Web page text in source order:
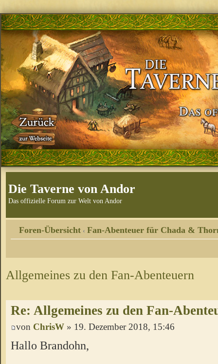
Die Taverne von Andor
Das offizielle Forum zur Welt von Andor
Foren-Übersicht ‹ Fan-Abenteuer für Chada &
Allgemeines zu den Fan-Abenteuern
Re: Allgemeines zu den Fan-
von ChrisW » 19. Dezember 2018, 15:46
Hallo Brandohn,